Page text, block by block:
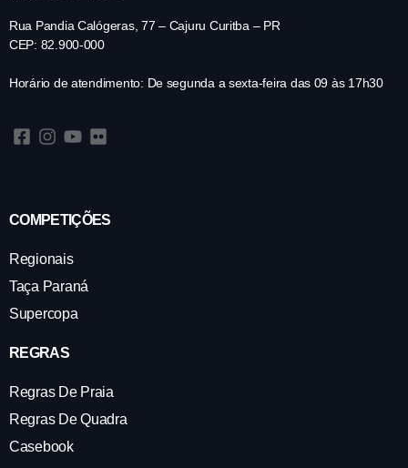
Rua Pandia Calógeras, 77 – Cajuru Curitba – PR
CEP: 82.900-000
Horário de atendimento: De segunda a sexta-feira das 09 às 17h30
COMPETIÇÕES
Regionais
Taça Paraná
Supercopa
REGRAS
Regras De Praia
Regras De Quadra
Casebook